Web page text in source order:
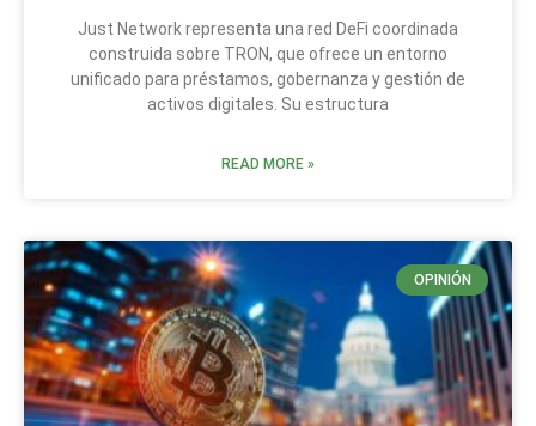
Just Network representa una red DeFi coordinada
construida sobre TRON, que ofrece un entorno
unificado para préstamos, gobernanza y gestión de
activos digitales. Su estructura
READ MORE »
OPINIÓN